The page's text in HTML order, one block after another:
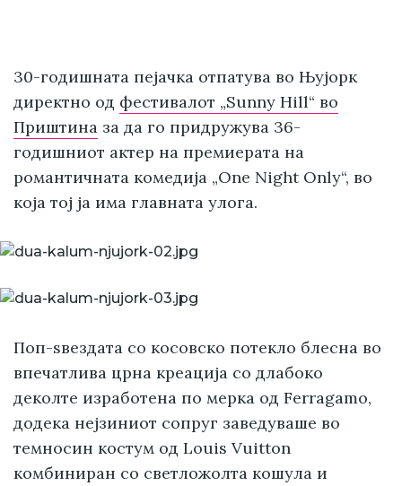
30-годишната пејачка отпатува во Њујорк
директно од фестивалот „Sunny Hill“ во
Приштина за да го придружува 36-
годишниот актер на премиерата на
романтичната комедија „One Night Only“, во
која тој ја има главната улога.
Поп-ѕвездата со косовско потекло блесна во
впечатлива црна креација со длабоко
деколте изработена по мерка од Ferragamo,
додека нејзиниот сопруг заведуваше во
темносин костум од Louis Vuitton
комбиниран со светложолта кошула и